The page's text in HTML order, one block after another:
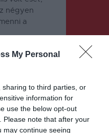
My Personal
to third parties, or
information for
use the below opt-out
Please note that after your
may continue seeing
négyen
a
KÖVETKEZŐ
BEJEGYZÉS